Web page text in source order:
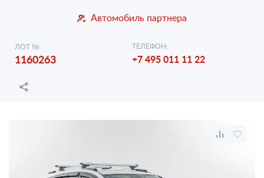
Автомобиль партнера
ЛОТ №
1160263
ТЕЛЕФОН:
+7 495 011 11 22